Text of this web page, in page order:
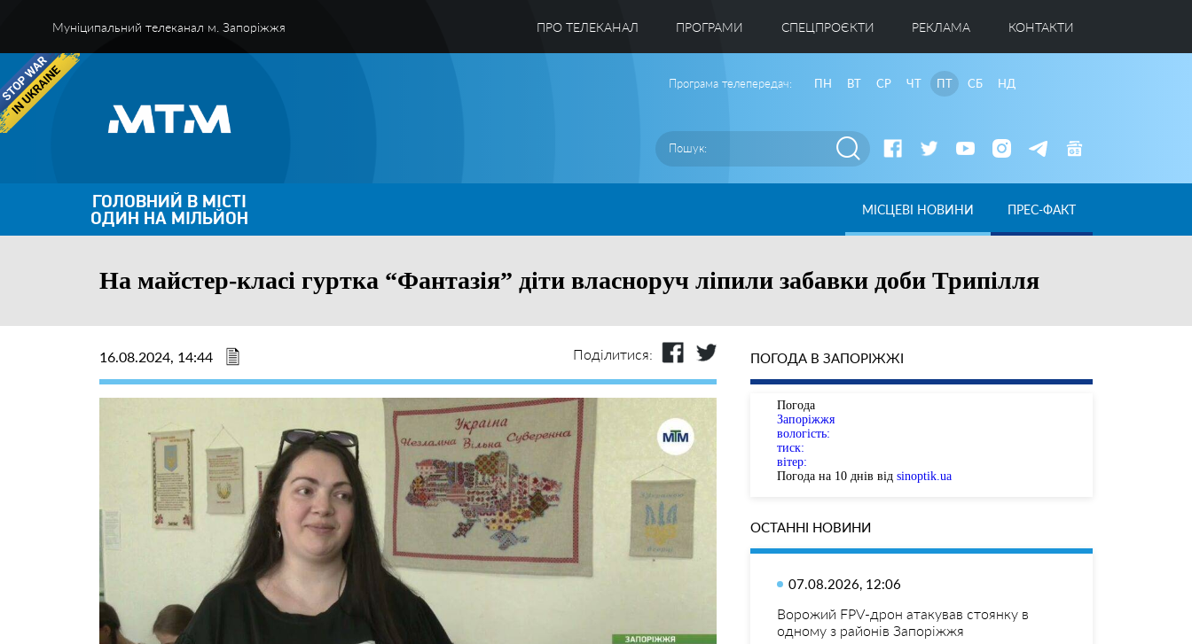
Муніципальний телеканал м. Запоріжжя ПРО ТЕЛЕКАНАЛ ПРОГРАМИ CПЕЦПРОЄКТИ РЕКЛАМА КОНТАКТИ
Програма телепередач: ПН ВТ СР ЧТ ПТ СБ НД
ГОЛОВНИЙ В МІСТІ
ОДИН НА МІЛЬЙОН МІСЦЕВІ НОВИНИ ПРЕС-ФАКТ
На майстер-класі гуртка “Фантазія” діти власноруч ліпили забавки доби Трипілля
16.08.2024, 14:44 Поділитися: ПОГОДА В ЗАПОРІЖЖІ
Погода
Запоріжжя
вологість:
тиск:
вітер:
Погода на 10 днів від sinoptik.ua
ОСТАННІ НОВИНИ
07.08.2026, 12:06
Ворожий FPV-дрон атакував стоянку в
одному з районів Запоріжжя